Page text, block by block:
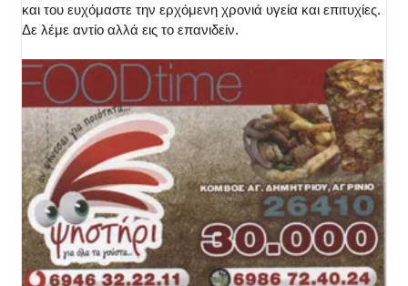
και του ευχόμαστε την ερχόμενη χρονιά υγεία και επιτυχίες.
Δε λέμε αντίο αλλά εις το επανιδείν.